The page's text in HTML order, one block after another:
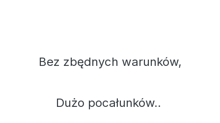
Bez zbędnych warunków,
​Dużo pocałunków..